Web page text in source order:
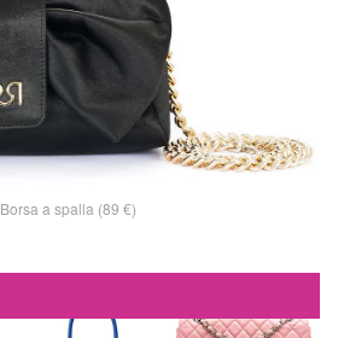
Borsa a spalla (89 €)